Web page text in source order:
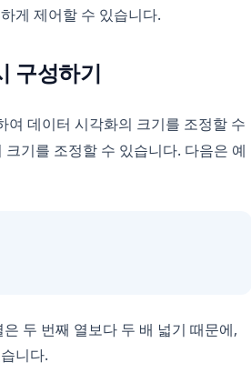
게 제어할 수 있습니다.
구성하기
데이터 시각화의 크기를 조정할 수
기를 조정할 수 있습니다. 다음은 예
두 번째 열보다 두 배 넓기 때문에,
니다.